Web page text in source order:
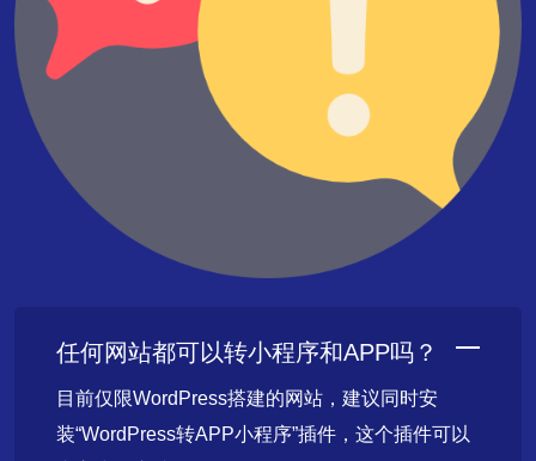
任何网站都可以转小程序和APP吗？
目前仅限WordPress搭建的网站，建议同时安
装“WordPress转APP小程序”插件，这个插件可以